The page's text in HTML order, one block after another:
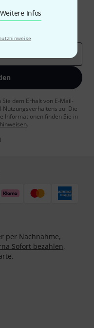
Weitere Infos
und gewinne mit
über jeweils
dem Erhalt von E-Mail-
zu. Die
Informationen finden Sie in
.
per Nachnahme,
Sofort bezahlen,